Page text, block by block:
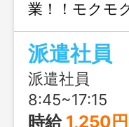
業！！モクモ
OK
派遣社員
派遣社員
8:45~17:15
時給 1,250円